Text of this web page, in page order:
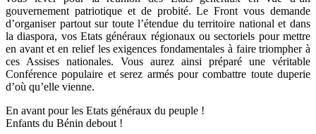
gouvernement patriotique et de probité. Le Front vous demande
d’organiser partout sur toute l’étendue du territoire national et dans
la diaspora, vos Etats généraux régionaux ou sectoriels pour mettre
en avant et en relief les exigences fondamentales à faire triompher à
ces Assises nationales. Vous aurez ainsi préparé une véritable
Conférence populaire et serez armés pour combattre toute duperie
d’où qu’elle vienne.
En avant pour les Etats généraux du peuple !
Enfants du Bénin debout !